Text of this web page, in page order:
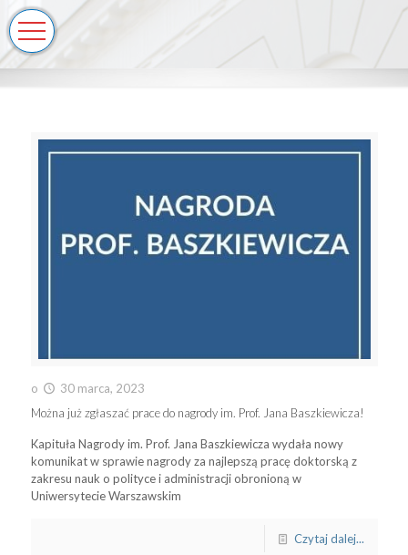
o
30 marca, 2023
Można już zgłaszać prace do nagrody im. Prof. Jana Baszkiewicza!
Kapituła Nagrody im. Prof. Jana Baszkiewicza wydała nowy
komunikat w sprawie nagrody za najlepszą pracę doktorską z
zakresu nauk o polityce i administracji obronioną w
Uniwersytecie Warszawskim
Czytaj dalej...